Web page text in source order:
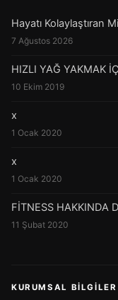
Hayatı Kolaylaştıran
7 Ağustos 2026
HIZLI YAĞ YAKMAK
10 Ekim 2019
x
1 Ocak 2020
x
1 Ocak 2020
FİTNESS HAKKINDA
11 Şubat 2020
KURUMSAL BILGILER